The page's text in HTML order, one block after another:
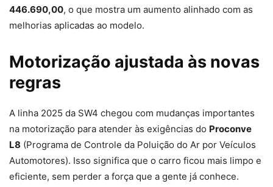
446.690,00, o que mostra um aumento alinhado com as
melhorias aplicadas ao modelo.
Motorização ajustada às novas
regras
A linha 2025 da SW4 chegou com mudanças importantes
na motorização para atender às exigências do Proconve
L8 (Programa de Controle da Poluição do Ar por Veículos
Automotores). Isso significa que o carro ficou mais limpo e
eficiente, sem perder a força que a gente já conhece.